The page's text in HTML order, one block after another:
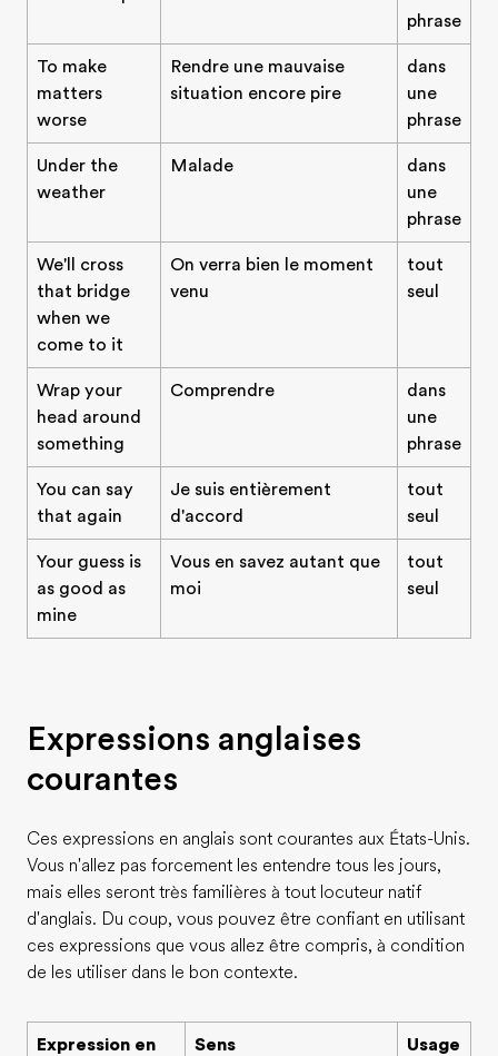
phrase
To make
matters
worse
Rendre une mauvaise
situation encore pire
dans
une
phrase
Under the
weather
Malade
dans
une
phrase
We'll cross
that bridge
when we
come to it
On verra bien le moment
venu
tout
seul
Wrap your
head around
something
Comprendre
dans
une
phrase
You can say
that again
Je suis entièrement
d'accord
tout
seul
Your guess is
as good as
mine
Vous en savez autant que
moi
tout
seul
Expressions anglaises
courantes
Ces expressions en anglais sont courantes aux États-Unis.
Vous n'allez pas forcement les entendre tous les jours,
mais elles seront très familières à tout locuteur natif
d'anglais. Du coup, vous pouvez être confiant en utilisant
ces expressions que vous allez être compris, à condition
de les utiliser dans le bon contexte.
Expression en
Sens Usage